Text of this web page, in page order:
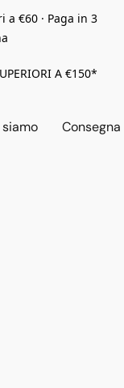
€60 · Paga in 3
A €150*
Consegna